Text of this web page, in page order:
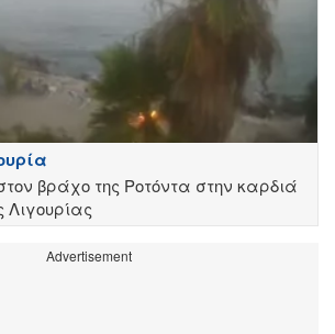
βράχο της Ροτόντα στην καρδιά
Λιγουρίας
Advertisement